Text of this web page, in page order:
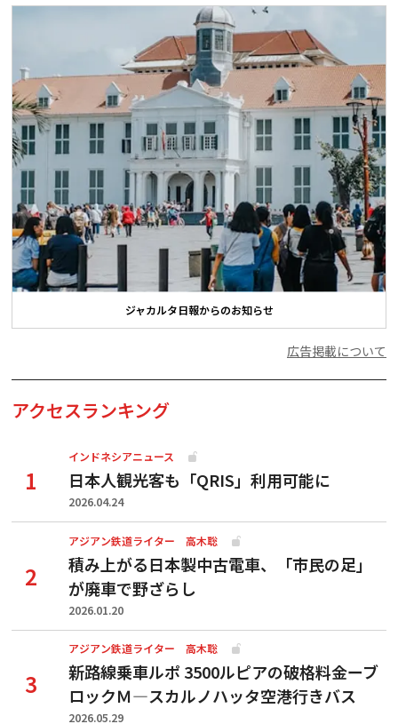
ジャカルタ日報からのお知らせ
広告掲載について
アクセスランキング
インドネシアニュース
日本人観光客も「QRIS」利用可能に
2026.04.24
アジアン鉄道ライター 高木聡
積み上がる日本製中古電車、「市民の足」
が廃車で野ざらし
2026.01.20
アジアン鉄道ライター 高木聡
新路線乗車ルポ 3500ルピアの破格料金ーブ
ロックＭ―スカルノハッタ空港行きバス
2026.05.29